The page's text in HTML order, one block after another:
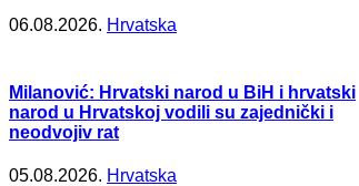
06.08.2026. Hrvatska
Milanović: Hrvatski narod u BiH i hrvatski
narod u Hrvatskoj vodili su zajednički i
neodvojiv rat
05.08.2026. Hrvatska